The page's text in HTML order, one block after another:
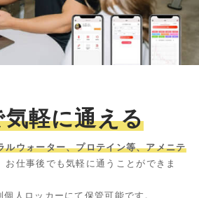
軽に通える
ルウォーター、プロテイン等、アメニテ
お仕事後でも気軽に通うことができま
人ロッカーにて保管可能です。